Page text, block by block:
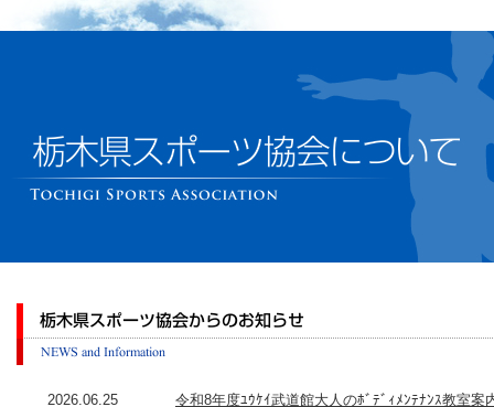
2026.06.25 令和8年度ﾕｳｹｲ武道館大人のﾎﾞﾃﾞｨﾒﾝﾃﾅﾝｽ教室案